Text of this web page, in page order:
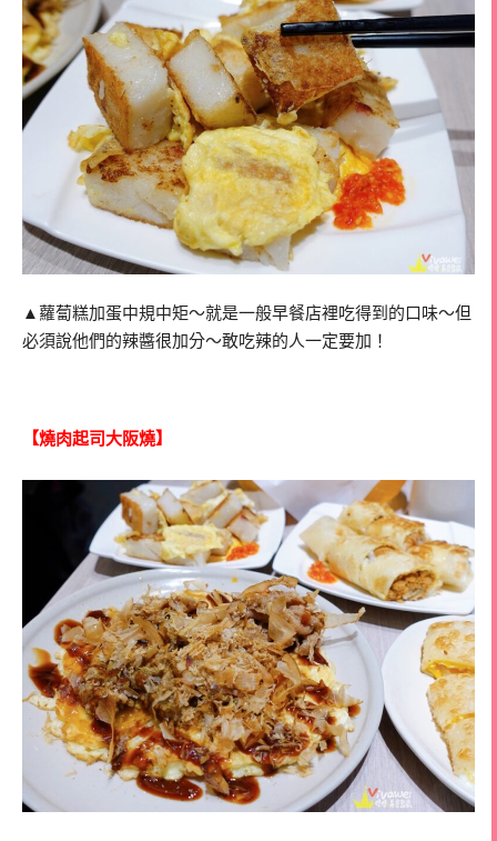
▲蘿蔔糕加蛋中規中矩～就是一般早餐店裡吃得到的口味～但
必須說他們的辣醬很加分～敢吃辣的人一定要加！
【燒肉起司大阪燒】